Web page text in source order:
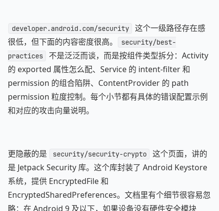
developer.android.com/security
这个一级路径存在感
很低，但下面的内容密度很高。
security/best-
practices
不是泛泛而谈，而是按组件类型拆分：Activity
的 exported 属性怎么配、Service 的 intent-filter 和
permission 的组合陷阱、ContentProvider 的 path
permission 粒度控制。每个小节都有具体的错误配置示例
和对应的攻击向量说明。
更隐蔽的是 security/security-crypto
这个页面，讲的
是 Jetpack Security 库。这个库封装了 Android Keystore
系统，提供 EncryptedFile 和
EncryptedSharedPreferences。文档里有个细节很容易忽
略：在 Android 9 及以下，如果设备没有硬件安全模块